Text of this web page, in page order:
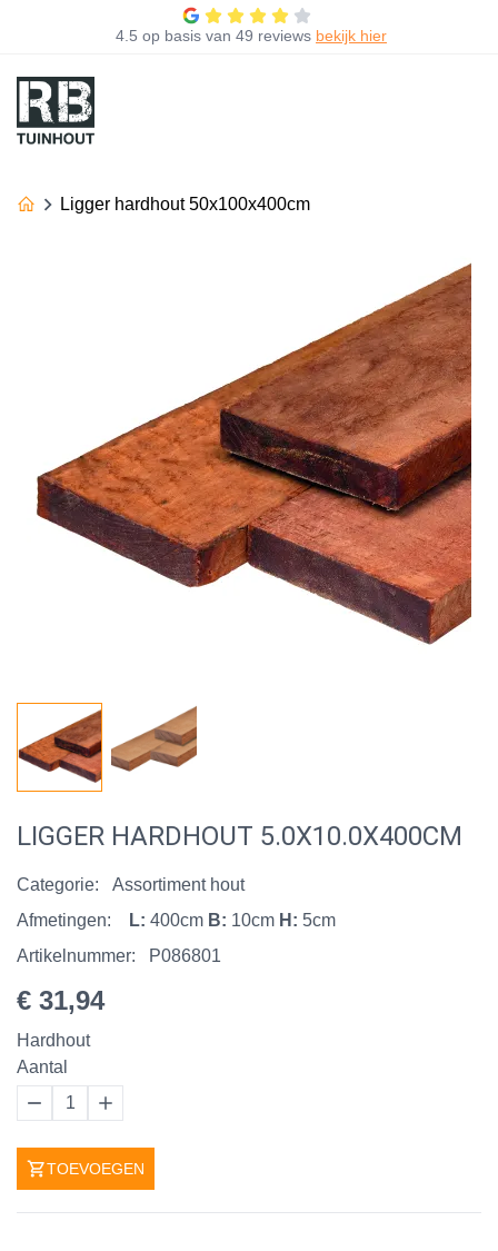
4.5 op basis van 49 reviews bekijk hier
Ligger hardhout 50x100x400cm
LIGGER HARDHOUT 5.0X10.0X400CM
Categorie:
Assortiment hout
Afmetingen:
L: 400cm B: 10cm H: 5cm
Artikelnummer:
P086801
€ 31,94
Hardhout
Aantal
1
TOEVOEGEN